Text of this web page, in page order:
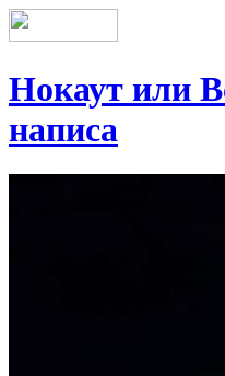
Нокаут или
написа